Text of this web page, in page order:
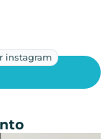
instagram